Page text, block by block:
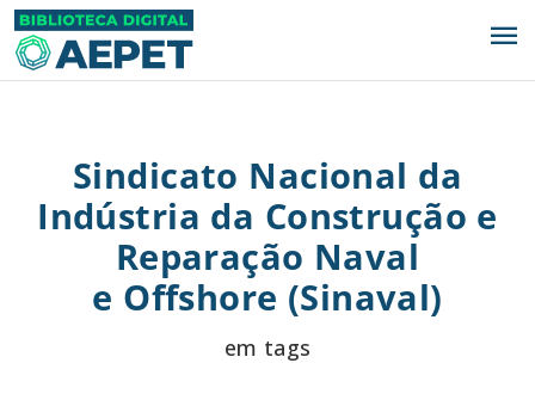
menu
Sindicato Nacional da
Indústria da Construção e
Reparação Naval
e Offshore (Sinaval)
em tags